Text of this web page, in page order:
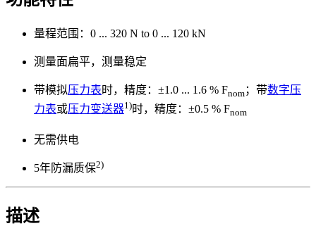
量程范围：0 ... 320 N to 0 ... 120 kN
测量面扁平，测量稳定
带模拟压力表时，精度：±1.0 ... 1.6 % Fnom ；带数字压
力表或压力变送器1)时，精度：±0.5 % Fnom
无需供电
5年防漏质保2)
描述